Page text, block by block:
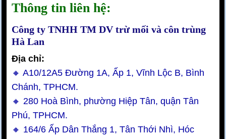
Thông tin liên hệ:
Công ty TNHH TM DV trừ mối và côn trùng
Hà Lan
Địa chỉ:
🔸 A10/12A5 Đường 1A, Ấp 1, Vĩnh Lộc B, Bình
Chánh, TPHCM.
🔸 280 Hoà Bình, phường Hiệp Tân, quận Tân
Phú, TPHCM.
🔸 164/6 Ấp Dân Thắng 1, Tân Thới Nhì, Hóc